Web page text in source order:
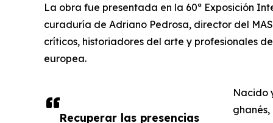
Recuperar las presencias
La obra fue presentada en la 60ª Exposición
curaduría de Adriano Pedrosa, director del
críticos, historiadores del arte y profesionales
europea.
Nacido